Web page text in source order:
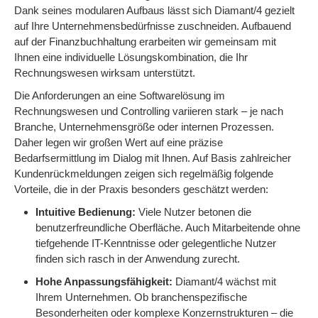
Dank seines modularen Aufbaus lässt sich Diamant/4 gezielt
auf Ihre Unternehmensbedürfnisse zuschneiden. Aufbauend
auf der Finanzbuchhaltung erarbeiten wir gemeinsam mit
Ihnen eine individuelle Lösungskombination, die Ihr
Rechnungswesen wirksam unterstützt.
Die Anforderungen an eine Softwarelösung im
Rechnungswesen und Controlling variieren stark – je nach
Branche, Unternehmensgröße oder internen Prozessen.
Daher legen wir großen Wert auf eine präzise
Bedarfsermittlung im Dialog mit Ihnen. Auf Basis zahlreicher
Kundenrückmeldungen zeigen sich regelmäßig folgende
Vorteile, die in der Praxis besonders geschätzt werden:
Intuitive Bedienung: Viele Nutzer betonen die
benutzerfreundliche Oberfläche. Auch Mitarbeitende ohne
tiefgehende IT-Kenntnisse oder gelegentliche Nutzer
finden sich rasch in der Anwendung zurecht.
Hohe Anpassungsfähigkeit: Diamant/4 wächst mit
Ihrem Unternehmen. Ob branchenspezifische
Besonderheiten oder komplexe Konzernstrukturen – die